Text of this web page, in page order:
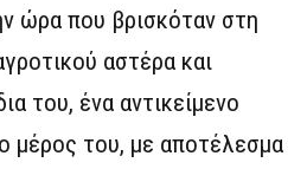
ώρα που βρισκόταν στη
αστέρα και
του, ένα αντικείμενο
μέρος του, με αποτέλεσμα